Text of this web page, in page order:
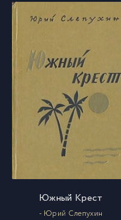
Южный Крест
- Юрий Слепухин